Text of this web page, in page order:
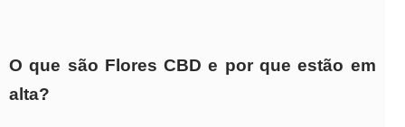
O que são Flores CBD e por que estão em
alta?